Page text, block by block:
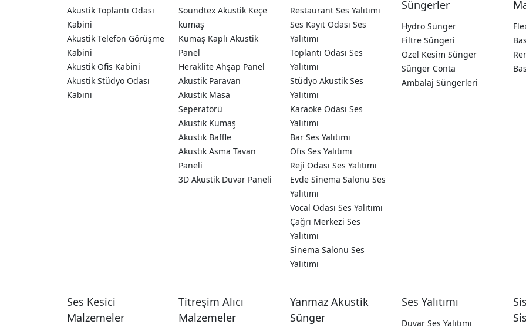
Akustik Toplantı Odası
Kabini
Akustik Telefon Görüşme
Kabini
Akustik Ofis Kabini
Akustik Stüdyo Odası
Kabini
Soundtex Akustik Keçe
kumaş
Kumaş Kaplı Akustik
Panel
Heraklite Ahşap Panel
Akustik Paravan
Akustik Masa
Seperatörü
Akustik Kumaş
Akustik Baffle
Akustik Asma Tavan
Paneli
3D Akustik Duvar Paneli
Restaurant Ses Yalıtımı
Ses Kayıt Odası Ses
Yalıtımı
Toplantı Odası Ses
Yalıtımı
Stüdyo Akustik Ses
Yalıtımı
Karaoke Odası Ses
Yalıtımı
Bar Ses Yalıtımı
Ofis Ses Yalıtımı
Reji Odası Ses Yalıtımı
Evde Sinema Salonu Ses
Yalıtımı
Vocal Odası Ses Yalıtımı
Çağrı Merkezi Ses
Yalıtımı
Sinema Salonu Ses
Yalıtımı
Süngerler
Hydro Sünger
Filtre Süngeri
Özel Kesim Sünger
Sünger Conta
Ambalaj Süngerleri
Ses Kesici
Malzemeler
Titreşim Alıcı
Malzemeler
Yanmaz Akustik
Sünger
Ses Yalıtımı
Duvar Ses Yalıtımı